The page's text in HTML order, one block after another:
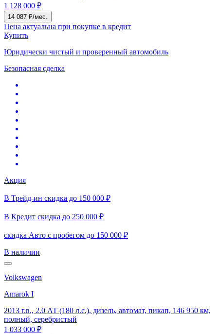
1 128 000 ₽
14 087 ₽/мес.
Цена актуальна при покупке в кредит
Купить
Юридически чистый и проверенный автомобиль
Безопасная сделка
Акция
В Трейд-ин скидка до 150 000 ₽
В Кредит скидка до 250 000 ₽
скидка Авто с пробегом до 150 000 ₽
В наличии
Volkswagen
Amarok I
2013 г.в., 2.0 АТ (180 л.с.), дизель, автомат, пикап, 146 950 км,
полный, серебристый
1 033 000 ₽